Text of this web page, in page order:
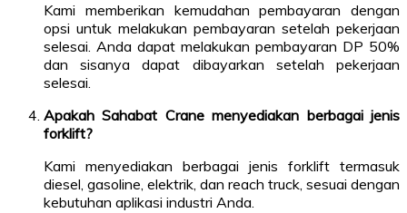
Kami memberikan kemudahan pembayaran dengan
opsi untuk melakukan pembayaran setelah pekerjaan
selesai. Anda dapat melakukan pembayaran DP 50%
dan sisanya dapat dibayarkan setelah pekerjaan
selesai.
Apakah Sahabat Crane menyediakan berbagai jenis
forklift?
Kami menyediakan berbagai jenis forklift termasuk
diesel, gasoline, elektrik, dan reach truck, sesuai dengan
kebutuhan aplikasi industri Anda.